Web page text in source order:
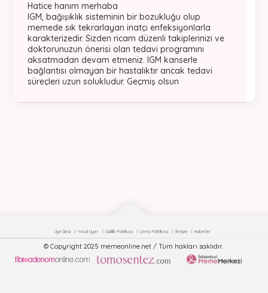
Hatice hanım merhaba
IGM, bağışıklık sisteminin bir bozukluğu olup
memede sık tekrarlayan inatçı enfeksiyonlarla
karakterizedir. Sizden ricam düzenli takiplerinizi ve
doktorunuzun önerisi olan tedavi programını
aksatmadan devam etmeniz. IGM kanserle
bağlantısı olmayan bir hastalıktır ancak tedavi
süreçleri uzun solukludur. Geçmiş olsun
Üye Girişi Yasal Uyarı Gizlilik Politikası Çerez Politikası İletişim Haberler
© Copyright 2025 memeonline.net / Tüm hakları saklıdır.